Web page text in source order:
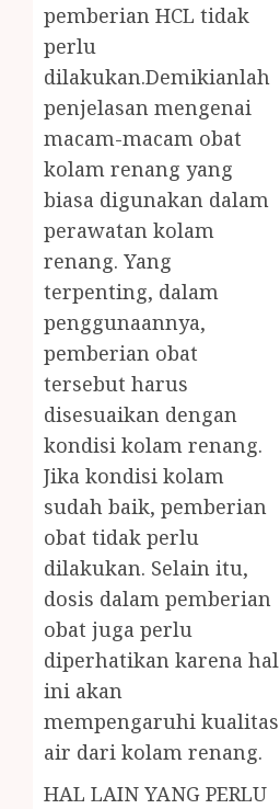
pemberian HCL tidak
perlu
dilakukan.Demikianlah
penjelasan mengenai
macam-macam obat
kolam renang yang
biasa digunakan dalam
perawatan kolam
renang. Yang
terpenting, dalam
penggunaannya,
pemberian obat
tersebut harus
disesuaikan dengan
kondisi kolam renang.
Jika kondisi kolam
sudah baik, pemberian
obat tidak perlu
dilakukan. Selain itu,
dosis dalam pemberian
obat juga perlu
diperhatikan karena hal
ini akan
mempengaruhi kualitas
air dari kolam renang.
HAL LAIN YANG PERLU